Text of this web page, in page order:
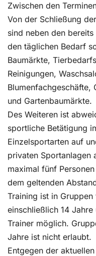
Zwischen den
Von der Schließung
sind neben den
den täglichen Bedarf
Baumärkte,
Reinigungen,
Blumenfachgeschäfte,
und Gartenbaumärkte.
Des Weiteren ist
sportliche Betätigung
Einzelsportarten auf
privaten Sportanlagen
maximal fünf
dem geltenden
Training ist in
einschließlich 14
Trainer möglich.
Jahre ist nicht erlaubt.
Entgegen der